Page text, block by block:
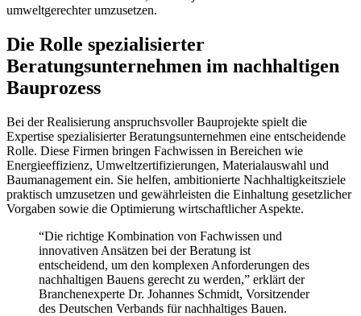
umweltgerechter umzusetzen.
Die Rolle spezialisierter
Beratungsunternehmen im nachhaltigen
Bauprozess
Bei der Realisierung anspruchsvoller Bauprojekte spielt die
Expertise spezialisierter Beratungsunternehmen eine entscheidende
Rolle. Diese Firmen bringen Fachwissen in Bereichen wie
Energieeffizienz, Umweltzertifizierungen, Materialauswahl und
Baumanagement ein. Sie helfen, ambitionierte Nachhaltigkeitsziele
praktisch umzusetzen und gewährleisten die Einhaltung gesetzlicher
Vorgaben sowie die Optimierung wirtschaftlicher Aspekte.
“Die richtige Kombination von Fachwissen und
innovativen Ansätzen bei der Beratung ist
entscheidend, um den komplexen Anforderungen des
nachhaltigen Bauens gerecht zu werden,” erklärt der
Branchenexperte Dr. Johannes Schmidt, Vorsitzender
des Deutschen Verbands für nachhaltiges Bauen.